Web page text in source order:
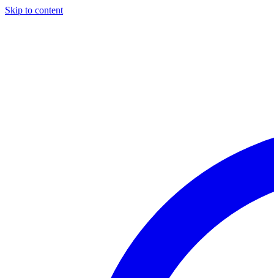
Skip to content